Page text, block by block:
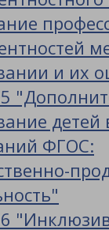
и их
детей
ФГОС: